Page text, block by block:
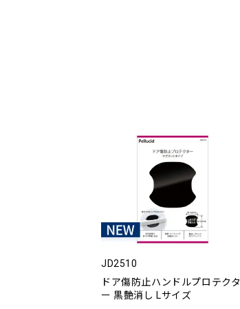
JD2510
ドア傷防止ハンドルプロテクタ
ー 黒艶消し Lサイズ